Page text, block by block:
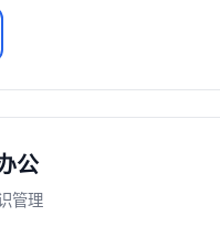
公
管理